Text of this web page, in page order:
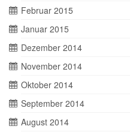
Februar 2015
Januar 2015
Dezember 2014
November 2014
Oktober 2014
September 2014
August 2014